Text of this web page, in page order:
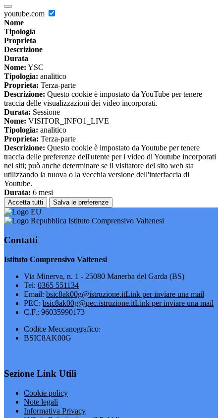
youtube.com
Nome
Tipologia
Proprieta
Descrizione
Durata
Nome: YSC
Tipologia: analitico
Proprieta: Terza-parte
Descrizione: Questo cookie è impostato da YouTube per tenere
traccia delle visualizzazioni dei video incorporati.
Durata: Sessione
Nome: VISITOR_INFO1_LIVE
Tipologia: analitico
Proprieta: Terza-parte
Descrizione: Questo cookie è impostato da Youtube per tenere
traccia delle preferenze dell'utente per i video di Youtube incorporati
nei siti; può anche determinare se il visitatore del sito web sta
utilizzando la nuova o la vecchia versione dell'interfaccia di
Youtube.
Durata: 6 mesi
Accetta tutti Salva le preferenze
Istituto Comprensivo Valtenesi
Contatti
Istituto Comprensivo Valtenesi
Via Minerva, n. 1 - 25080 Manerba del Garda (BS)
Tel: 0365 551134
Email: bsic8ak00g@istruzione.itLink per inviare una mail
PEC: bsic8ak00g@pec.istruzione.itLink per inviare una mail
C.F.: 96035990173
Codice Meccanografico:
BSIC8AK00G
Sezione Link Utili
Cookie policy
Note legali
Informativa Privacy